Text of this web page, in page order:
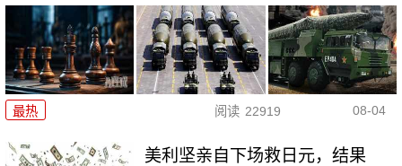
最热 阅读 22919 08-04
美利坚亲自下场救日元，结果